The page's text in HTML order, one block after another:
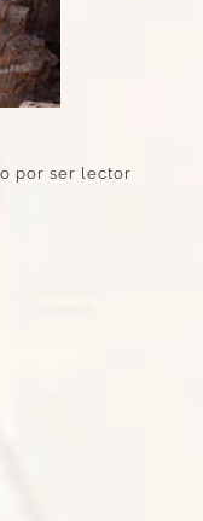
por ser lector